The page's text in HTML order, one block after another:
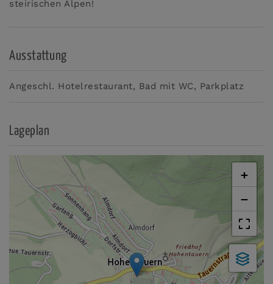
steirischen Alpen!
Ausstattung
Angeschl. Hotelrestaurant Bad mit WC Parkplatz
Lageplan
+
−